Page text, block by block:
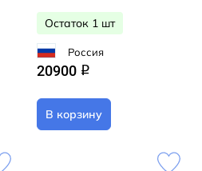
Остаток 1 шт
Россия
20900 q
В корзину